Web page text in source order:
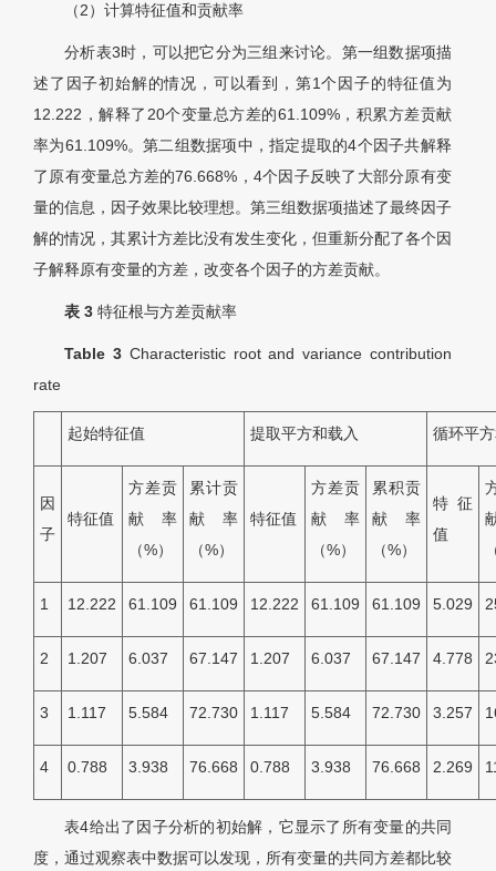
（2）计算特征值和贡献率
分析表3时，可以把它分为三组来讨论。第一组数据项描
述了因子初始解的情况，可以看到，第1个因子的特征值为
12.222，解释了20个变量总方差的61.109%，积累方差贡献
率为61.109%。第二组数据项中，指定提取的4个因子共解释
了原有变量总方差的76.668%，4个因子反映了大部分原有变
量的信息，因子效果比较理想。第三组数据项描述了最终因子
解的情况，其累计方差比没有发生变化，但重新分配了各个因
子解释原有变量的方差，改变各个因子的方差贡献。
表 3 特征根与方差贡献率
Table 3 Characteristic root and variance contribution
rate
起始特征值 提取平方和载入 循环平
因
子
特征值
方差贡
献率
（%）
累计贡
献率
（%）
特征值
方差贡
献率
（%）
累积贡
献率
（%）
特征
值
1 12.222 61.109 61.109 12.222 61.109 61.109 5.029
2 1.207 6.037 67.147 1.207 6.037 67.147 4.778
3 1.117 5.584 72.730 1.117 5.584 72.730 3.257
4 0.788 3.938 76.668 0.788 3.938 76.668 2.269
表4给出了因子分析的初始解，它显示了所有变量的共同
度，通过观察表中数据可以发现，所有变量的共同方差都比较